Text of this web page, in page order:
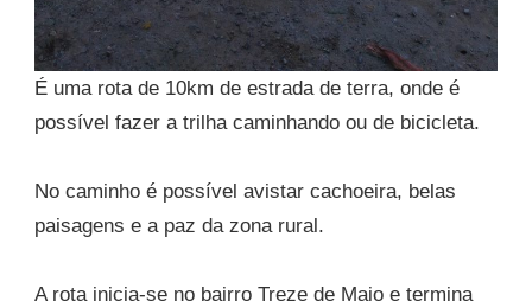
É uma rota de 10km de estrada de terra, onde é
possível fazer a trilha caminhando ou de bicicleta.
No caminho é possível avistar cachoeira, belas
paisagens e a paz da zona rural.
A rota inicia-se no bairro Treze de Maio e termina